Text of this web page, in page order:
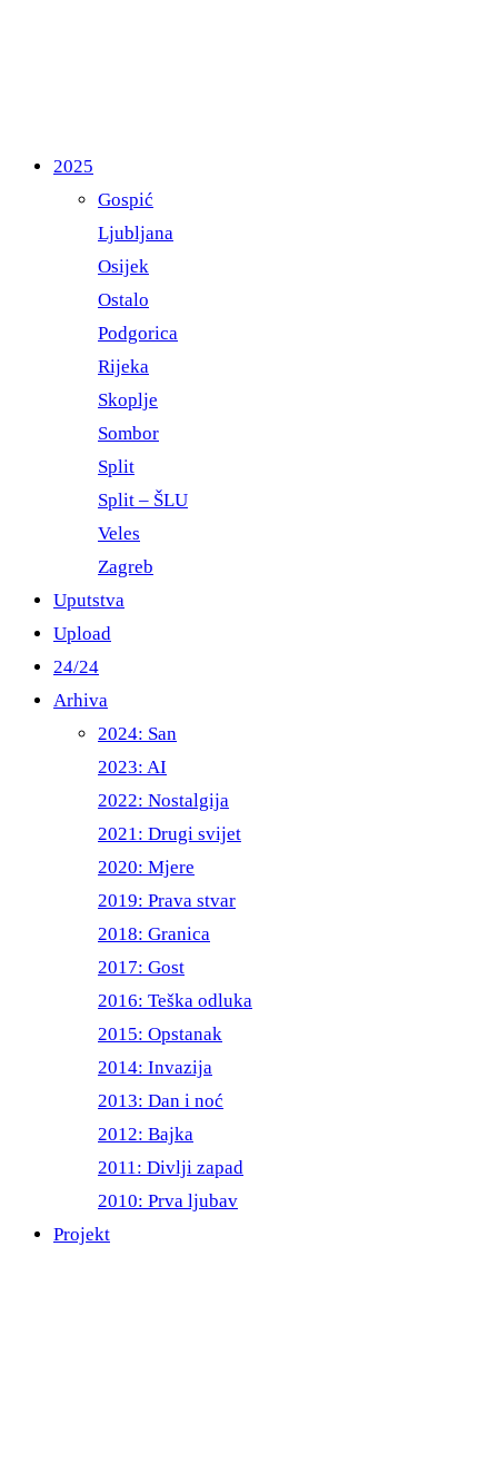
2025
Gospić
Ljubljana
Osijek
Ostalo
Podgorica
Rijeka
Skoplje
Sombor
Split
Split – ŠLU
Veles
Zagreb
Uputstva
Upload
24/24
Arhiva
2024: San
2023: AI
2022: Nostalgija
2021: Drugi svijet
2020: Mjere
2019: Prava stvar
2018: Granica
2017: Gost
2016: Teška odluka
2015: Opstanak
2014: Invazija
2013: Dan i noć
2012: Bajka
2011: Divlji zapad
2010: Prva ljubav
Projekt